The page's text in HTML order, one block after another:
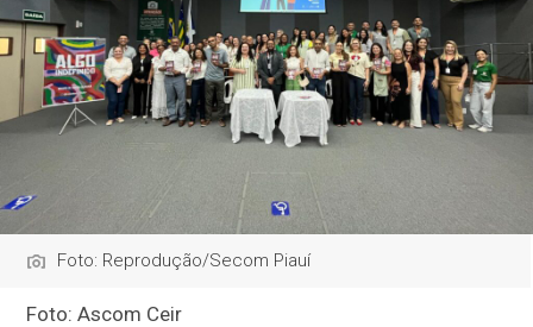
Foto: Reprodução/Secom Piauí
Foto: Ascom Ceir